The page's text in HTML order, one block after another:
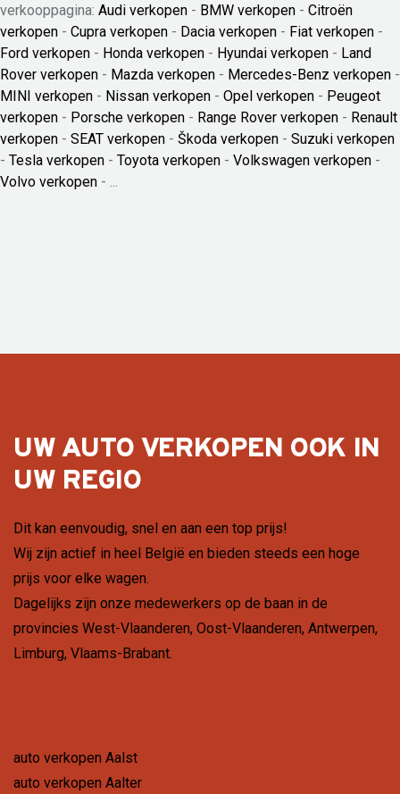
verkooppagina: Audi verkopen - BMW verkopen - Citroën
verkopen - Cupra verkopen - Dacia verkopen - Fiat verkopen -
Ford verkopen - Honda verkopen - Hyundai verkopen - Land
Rover verkopen - Mazda verkopen - Mercedes-Benz verkopen -
MINI verkopen - Nissan verkopen - Opel verkopen - Peugeot
verkopen - Porsche verkopen - Range Rover verkopen - Renault
verkopen - SEAT verkopen - Škoda verkopen - Suzuki verkopen
- Tesla verkopen - Toyota verkopen - Volkswagen verkopen -
Volvo verkopen - ...
UW AUTO VERKOPEN OOK IN
UW REGIO
Dit kan eenvoudig, snel en aan een top prijs!
Wij zijn actief in heel België en bieden steeds een hoge
prijs voor elke wagen.
Dagelijks zijn onze medewerkers op de baan in de
provincies West-Vlaanderen, Oost-Vlaanderen, Antwerpen,
Limburg, Vlaams-Brabant.
auto verkopen Aalst
auto verkopen Aalter